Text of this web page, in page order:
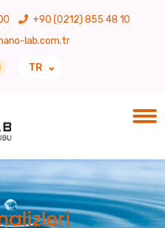
+90 (0212) 855 48 10
lab.com.tr
TR